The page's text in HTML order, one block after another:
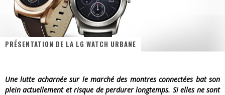
Star Fox
Assassin's Creed Black Flag Resynced
PRÉSENTATION DE LA LG WATCH URBANE
Une lutte acharnée sur le marché des montres connectées bat son
plein actuellement et risque de perdurer longtemps. Si elles ne sont